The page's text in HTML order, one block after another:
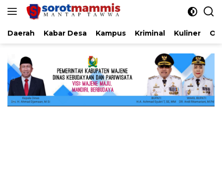
Langsung
Daerah Kabar Desa Kampus Kriminal Kuliner